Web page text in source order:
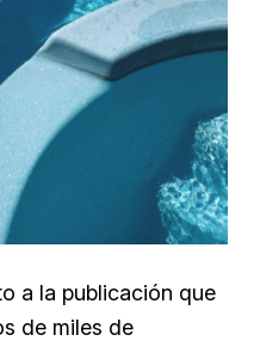
a la publicación que
de miles de